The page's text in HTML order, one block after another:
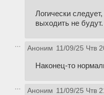
Логически
выходить не будут.
Аноним 11/09/25 Чтв
Наконец-то
Аноним 11/09/25 Чтв